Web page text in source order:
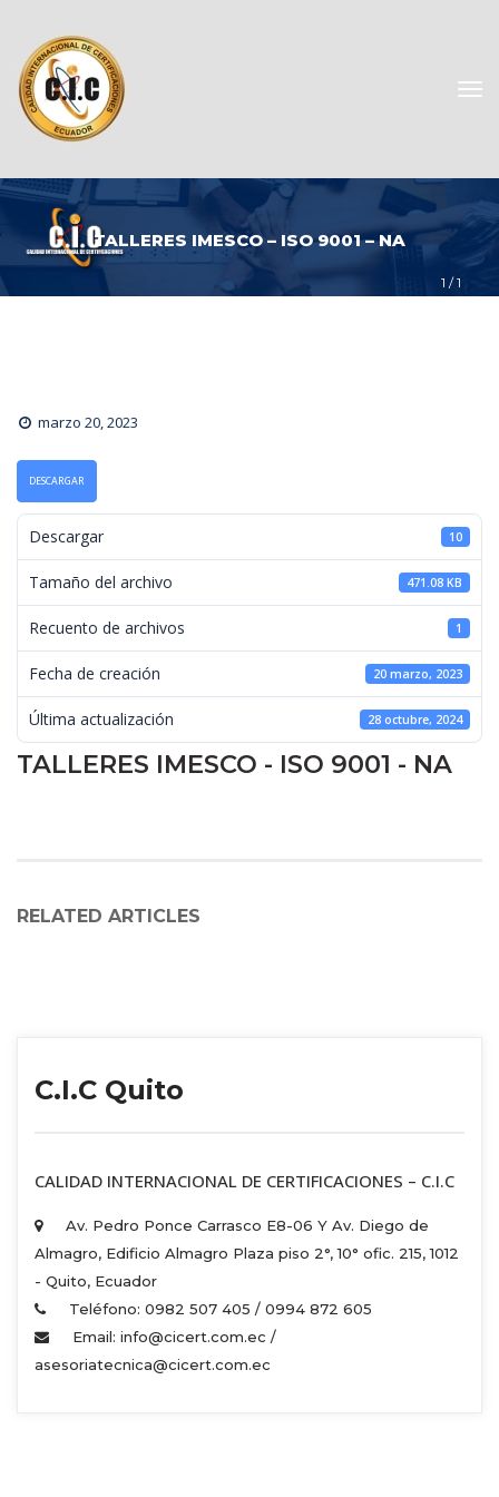
1 / 1
TALLERES IMESCO – ISO 9001 – NA
marzo 20, 2023
DESCARGAR
Descargar 10
Tamaño del archivo 471.08 KB
Recuento de archivos 1
Fecha de creación 20 marzo, 2023
Última actualización 28 octubre, 2024
TALLERES IMESCO - ISO 9001 - NA
RELATED ARTICLES
C.I.C Quito
CALIDAD INTERNACIONAL DE CERTIFICACIONES – C.I.C
Av. Pedro Ponce Carrasco E8-06 Y Av. Diego de
Almagro, Edificio Almagro Plaza piso 2°, 10° ofic. 215, 1012
- Quito, Ecuador
Teléfono: 0982 507 405 / 0994 872 605
Email: info@cicert.com.ec /
asesoriatecnica@cicert.com.ec